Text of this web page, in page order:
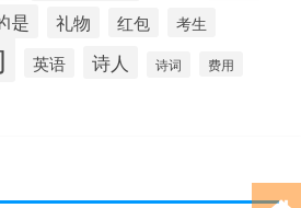
是 礼物 红包 考生
英语 诗人 诗词 费用